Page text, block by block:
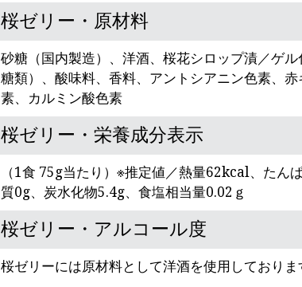
桜ゼリー・原材料
砂糖（国内製造）、洋酒、桜花シロップ漬／ゲル
糖類）、酸味料、香料、アントシアニン色素、赤
素、カルミン酸色素
桜ゼリー・栄養成分表示
（1食 75g当たり）※推定値／熱量62kcal、たん
質0g、炭水化物5.4g、食塩相当量0.02ｇ
桜ゼリー・アルコール度
桜ゼリーには原材料として洋酒を使用しておりま